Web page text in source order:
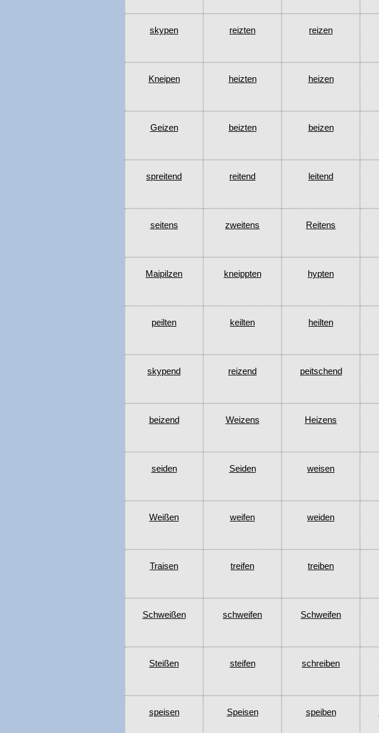
skypen reizten reizen
Kneipen heizten heizen
Geizen beizten beizen
spreitend reitend leitend
seitens zweitens Reitens
Maipilzen kneippten hypten
peilten keilten heilten
skypend reizend peitschend
beizend Weizens Heizens
seiden Seiden weisen
Weißen weifen weiden
Traisen treifen treiben
Schweißen schweifen Schweifen
Steißen steifen schreiben
speisen Speisen speiben